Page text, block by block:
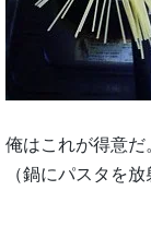
俺はこれが得意だ
（鍋にパスタを